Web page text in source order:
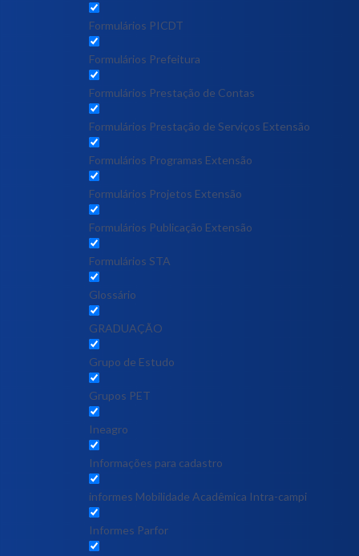
Formulários PICDT
Formulários Prefeitura
Formulários Prestação de Contas
Formulários Prestação de Serviços Extensão
Formulários Programas Extensão
Formulários Projetos Extensão
Formulários Publicação Extensão
Formulários STA
Glossário
GRADUAÇÃO
Grupo de Estudo
Grupos PET
Ineagro
Informações para cadastro
informes Mobilidade Acadêmica Intra-campi
Informes Parfor